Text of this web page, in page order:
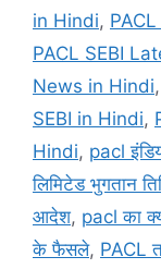
in Hindi,
PACL SEBI
News in Hindi,
SEBI in Hindi,
Hindi, pacl
लिमिटेड भुगतान
आदेश, pacl का
के फैसले, PACL